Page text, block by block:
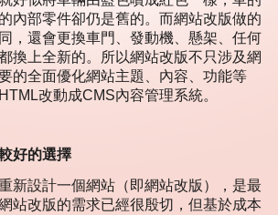
內部零件卻仍是舊的。而網站改版做的
，還會更換車門、發動機、懸架、任何
換上全新的。所以網站改版不只涉及網
的全面優化網站主題、內容、功能等
改動成CMS內容管理系統。
好的選擇
新設計一個網站（即網站改版），是最
站改版的需求已經很殷切，但基於成本